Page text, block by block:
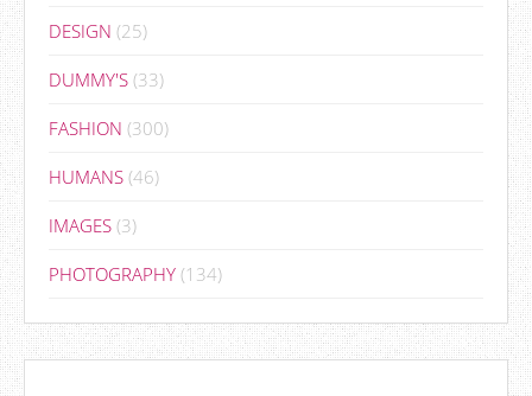
DESIGN (25)
DUMMY'S (33)
FASHION (300)
HUMANS (46)
IMAGES (3)
PHOTOGRAPHY (134)